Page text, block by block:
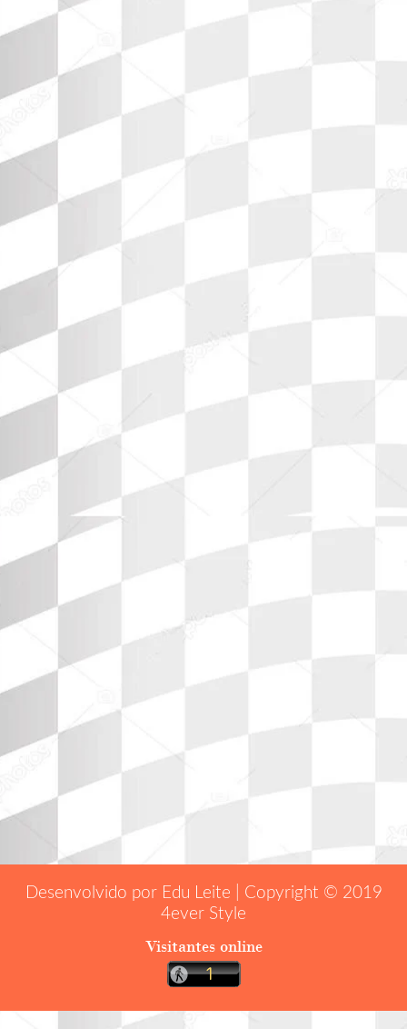
Desenvolvido por Edu Leite | Copyright © 2019
4ever Style
Visitantes online